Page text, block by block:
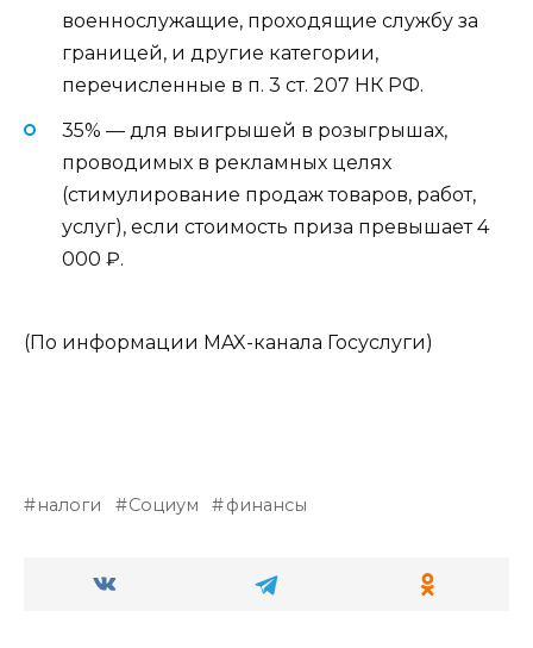
военнослужащие, проходящие службу за
границей, и другие категории,
перечисленные в п. 3 ст. 207 НК РФ.
35% — для выигрышей в розыгрышах,
проводимых в рекламных целях
(стимулирование продаж товаров, работ,
услуг), если стоимость приза превышает 4
000 ₽.
(По информации MAX-канала Госуслуги)
налоги Социум финансы